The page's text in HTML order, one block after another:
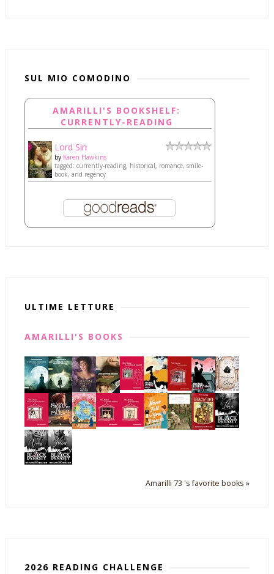
SUL MIO COMODINO
AMARILLI'S BOOKSHELF:
CURRENTLY-READING
Lord Sin
by Karen Hawkins
tagged: currently-reading, historical, romance, smile-
book, and regency
ULTIME LETTURE
AMARILLI'S BOOKS
Amarilli 73 's favorite books »
2026 READING CHALLENGE